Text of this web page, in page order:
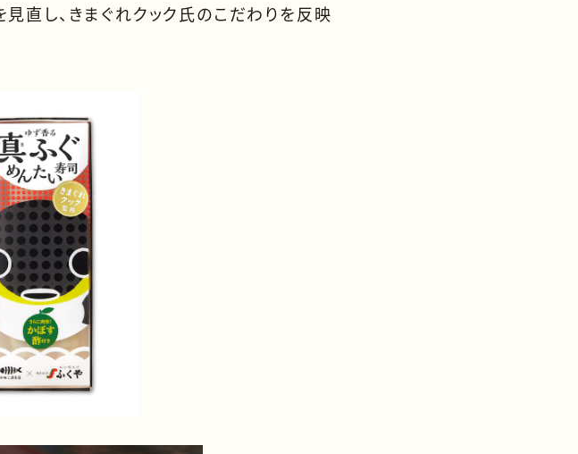
直し、きまぐれクック氏のこだわりを反映